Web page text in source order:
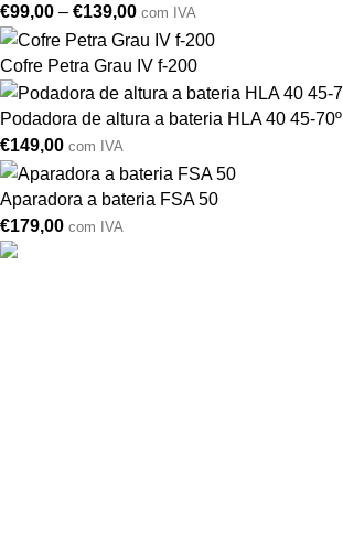
€99,00 – €139,00 com IVA
Cofre Petra Grau IV f-200
Podadora de altura a bateria HLA 40 45-70º
€149,00 com IVA
Aparadora a bateria FSA 50
€179,00 com IVA